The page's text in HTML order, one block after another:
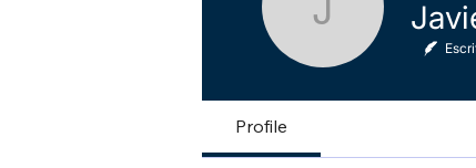
Javier
Profile